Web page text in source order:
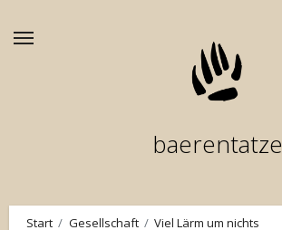
Inhalt
baerentatze
Start Gesellschaft Viel Lärm um nichts